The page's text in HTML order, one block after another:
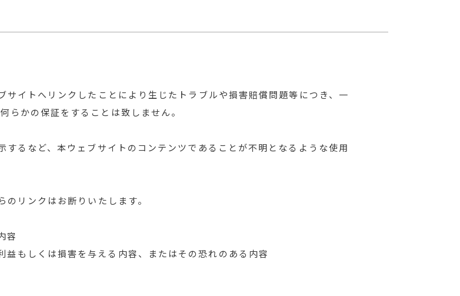
イトへリンクしたことにより生じたトラブルや損害賠償問題等につき、一
らかの保証をすることは致しません。
るなど、本ウェブサイトのコンテンツであることが不明となるような使用
リンクはお断りいたします。
容
もしくは損害を与える内容、またはその恐れのある内容